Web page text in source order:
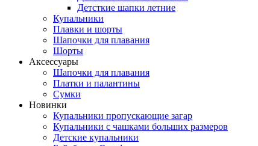
Детсткие шапки летние
Купальники
Плавки и шорты
Шапочки для плавания
Шорты
Аксессуары
Шапочки для плавания
Платки и палантины
Сумки
Новинки
Купальники пропускающие загар
Купальники с чашками больших размеров
Детские купальники